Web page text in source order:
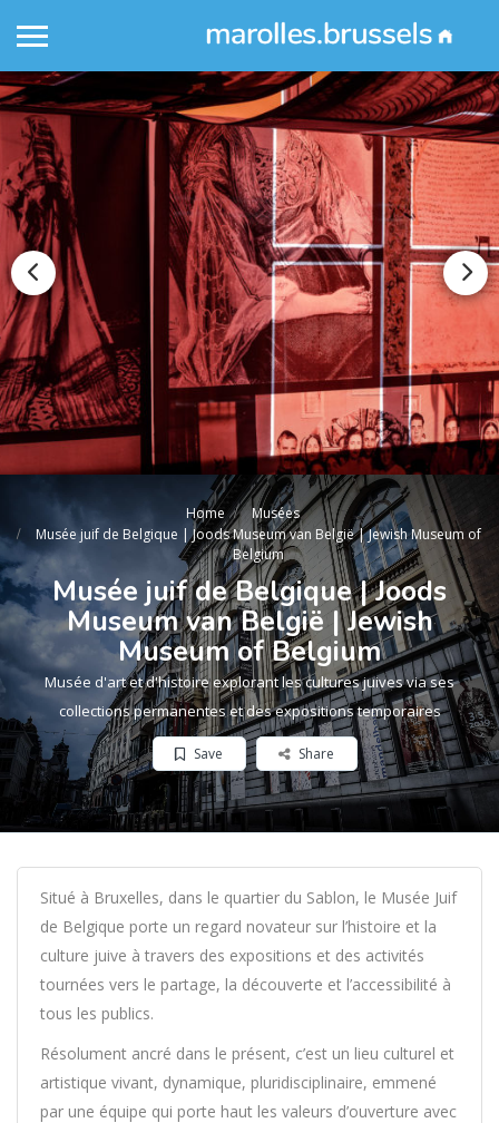
Home
Musées
Musée juif de Belgique | Joods Museum van België | Jewish Museum of
Belgium
Musée juif de Belgique | Joods
Museum van België | Jewish
Museum of Belgium
Musée d'art et d'histoire explorant les cultures juives via ses
collections permanentes et des expositions temporaires
Save Share
Situé à Bruxelles, dans le quartier du Sablon, le Musée Juif
de Belgique porte un regard novateur sur l’histoire et la
culture juive à travers des expositions et des activités
tournées vers le partage, la découverte et l’accessibilité à
tous les publics.
Résolument ancré dans le présent, c’est un lieu culturel et
artistique vivant, dynamique, pluridisciplinaire, emmené
par une équipe qui porte haut les valeurs d’ouverture avec